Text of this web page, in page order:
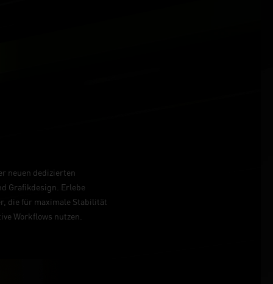
neuen dedizierten
Grafikdesign. Erlebe
die für maximale Stabilität
Workflows nutzen.